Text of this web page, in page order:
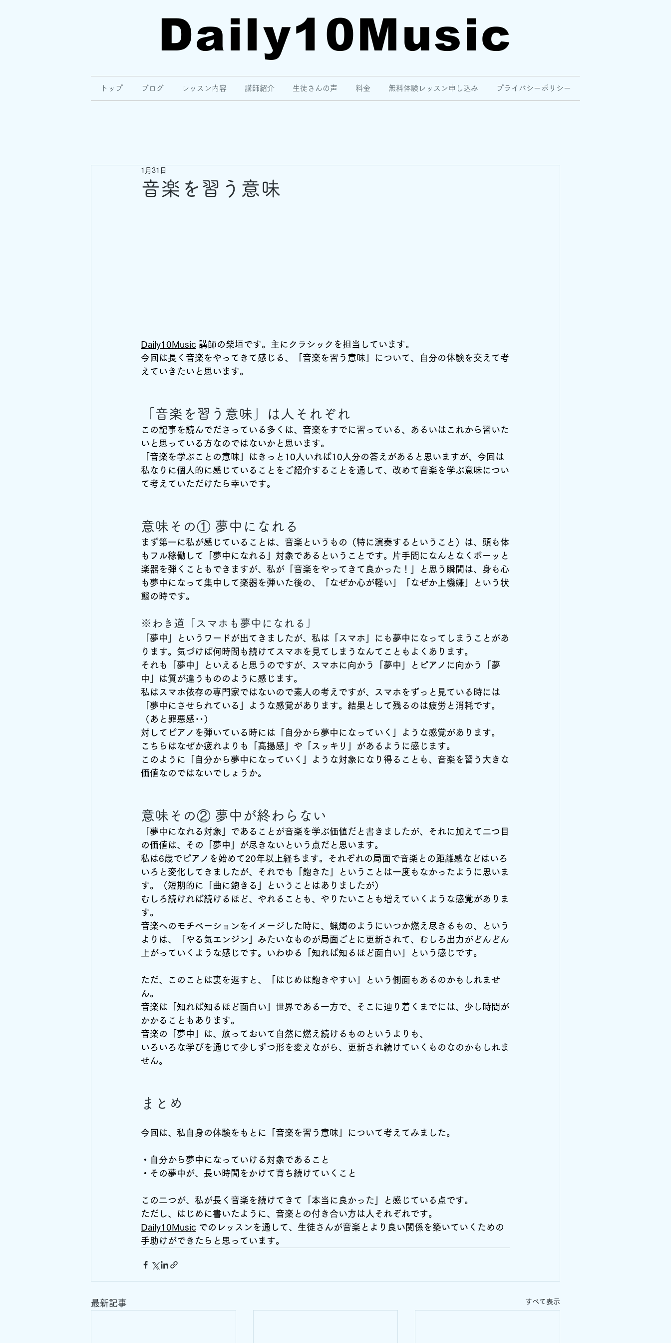
Daily10Music
トップ ブログ レッスン内容 講師紹介 生徒さんの声 料金 無料体験レッスン申し込み プライバシーポリシー
音楽を習う意味
1月31日
Daily10Music 講師の柴垣です。主にクラシックを担当しています。
今回は長く音楽をやってきて感じる、「音楽を習う意味」について、自分の体験を交えて考
えていきたいと思います。
「音楽を習う意味」は人それぞれ
この記事を読んでださっている多くは、音楽をすでに習っている、あるいはこれから習いた
いと思っている方なのではないかと思います。
「音楽を学ぶことの意味」はきっと10人いれば10人分の答えがあると思いますが、今回は
私なりに個人的に感じていることをご紹介することを通して、改めて音楽を学ぶ意味につい
て考えていただけたら幸いです。
意味その① 夢中になれる
まず第一に私が感じていることは、音楽というもの（特に演奏するということ）は、頭も体
もフル稼働して「夢中になれる」対象であるということです。片手間になんとなくボーッと
楽器を弾くこともできますが、私が「音楽をやってきて良かった！」と思う瞬間は、身も心
も夢中になって集中して楽器を弾いた後の、「なぜか心が軽い」「なぜか上機嫌」という状
態の時です。
※わき道「スマホも夢中になれる」
「夢中」というワードが出てきましたが、私は「スマホ」にも夢中になってしまうことがあ
ります。気づけば何時間も続けてスマホを見てしまうなんてこともよくあります。
それも「夢中」といえると思うのですが、スマホに向かう「夢中」とピアノに向かう「夢
中」は質が違うもののように感じます。
私はスマホ依存の専門家ではないので素人の考えですが、スマホをずっと見ている時には
「夢中にさせられている」ような感覚があります。結果として残るのは疲労と消耗です。
（あと罪悪感‥）
対してピアノを弾いている時には「自分から夢中になっていく」ような感覚があります。
こちらはなぜか疲れよりも「高揚感」や「スッキリ」があるように感じます。
このように「自分から夢中になっていく」ような対象になり得ることも、音楽を習う大きな
価値なのではないでしょうか。
意味その② 夢中が終わらない
「夢中になれる対象」であることが音楽を学ぶ価値だと書きましたが、それに加えて二つ目
の価値は、その「夢中」が尽きないという点だと思います。
私は6歳でピアノを始めて20年以上経ちます。それぞれの局面で音楽との距離感などはいろ
いろと変化してきましたが、それでも「飽きた」ということは一度もなかったように思いま
す。（短期的に「曲に飽きる」ということはありましたが）
むしろ続ければ続けるほど、やれることも、やりたいことも増えていくような感覚がありま
す。
音楽へのモチベーションをイメージした時に、蝋燭のようにいつか燃え尽きるもの、という
よりは、「やる気エンジン」みたいなものが局面ごとに更新されて、むしろ出力がどんどん
上がっていくような感じです。いわゆる「知れば知るほど面白い」という感じです。
ただ、このことは裏を返すと、「はじめは飽きやすい」という側面もあるのかもしれませ
ん。
音楽は「知れば知るほど面白い」世界である一方で、そこに辿り着くまでには、少し時間が
かかることもあります。
音楽の「夢中」は、放っておいて自然に燃え続けるものというよりも、
いろいろな学びを通じて少しずつ形を変えながら、更新され続けていくものなのかもしれま
せん。
まとめ
今回は、私自身の体験をもとに「音楽を習う意味」について考えてみました。
・自分から夢中になっていける対象であること
・その夢中が、長い時間をかけて育ち続けていくこと
この二つが、私が長く音楽を続けてきて「本当に良かった」と感じている点です。
ただし、はじめに書いたように、音楽との付き合い方は人それぞれです。
Daily10Music でのレッスンを通して、生徒さんが音楽とより良い関係を築いていくための
手助けができたらと思っています。
最新記事 すべて表示